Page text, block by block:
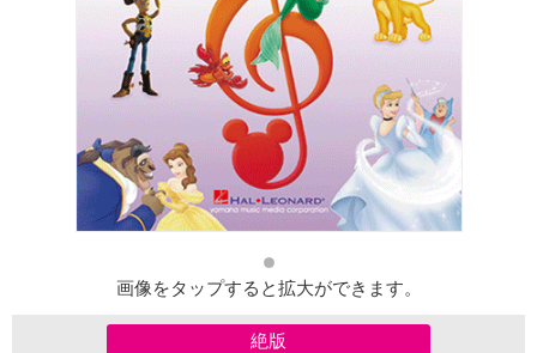
画像をタップすると拡大ができます。
絶版